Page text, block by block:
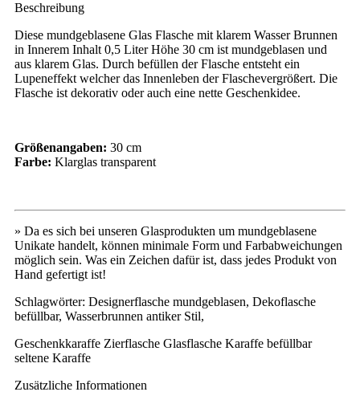
Beschreibung
Diese mundgeblasene Glas Flasche mit klarem Wasser Brunnen
in Innerem Inhalt 0,5 Liter Höhe 30 cm ist mundgeblasen und
aus klarem Glas. Durch befüllen der Flasche entsteht ein
Lupeneffekt welcher das Innenleben der Flaschevergrößert. Die
Flasche ist dekorativ oder auch eine nette Geschenkidee.
Größenangaben: 30 cm
Farbe: Klarglas transparent
» Da es sich bei unseren Glasprodukten um mundgeblasene
Unikate handelt, können minimale Form und Farbabweichungen
möglich sein. Was ein Zeichen dafür ist, dass jedes Produkt von
Hand gefertigt ist!
Schlagwörter: Designerflasche mundgeblasen, Dekoflasche
befüllbar, Wasserbrunnen antiker Stil,
Geschenkkaraffe Zierflasche Glasflasche Karaffe befüllbar
seltene Karaffe
Zusätzliche Informationen